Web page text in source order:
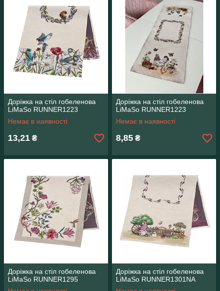
Доріжка на стіл гобеленова
LiMaSo RUNNER1223
Немає в наявності
13,21 ₴
Доріжка на стіл гобеленова
LiMaSo RUNNER1223
Немає в наявності
8,85 ₴
Доріжка на стіл гобеленова
LiMaSo RUNNER1295
Доріжка на стіл гобеленова
LiMaSo RUNNER1301NA